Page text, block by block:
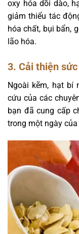
oxy hóa dồi dào,
giảm thiểu tác
hóa chất, bụi bẩn,
lão hóa.
3. Cải thiện
Ngoài kẽm, hạt bí
cứu của các
bạn đã cung cấp
trong một ngày của